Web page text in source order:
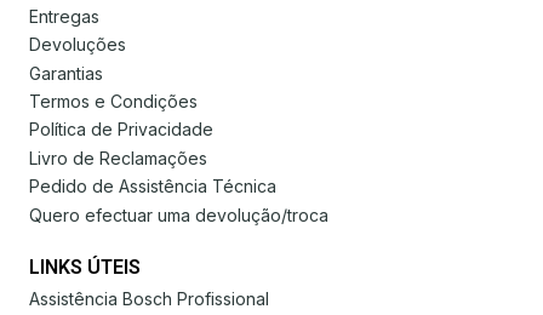
Entregas
Devoluções
Garantias
Termos e Condições
Política de Privacidade
Livro de Reclamações
Pedido de Assistência Técnica
Quero efectuar uma devolução/troca
LINKS ÚTEIS
Assistência Bosch Profissional